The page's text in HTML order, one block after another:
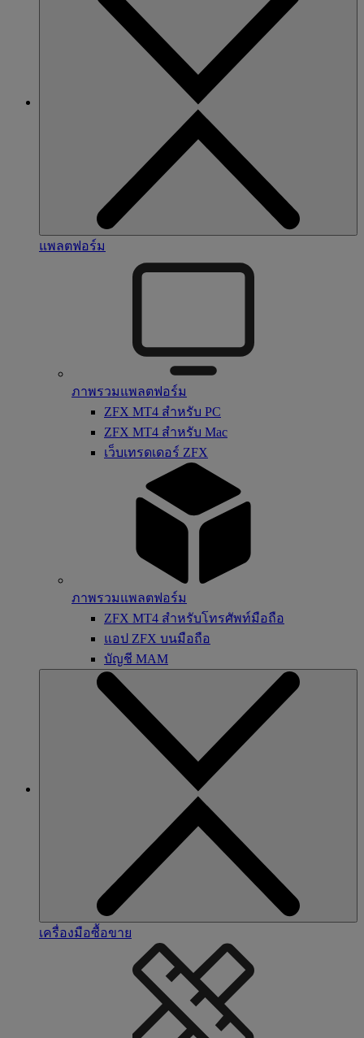
แพลตฟอร์ม
ภาพรวมแพลตฟอร์ม
ZFX MT4 สำหรับ PC
ZFX MT4 สำหรับ Mac
เว็บเทรดเดอร์ ZFX
ภาพรวมแพลตฟอร์ม
ZFX MT4 สำหรับโทรศัพท์มือถือ
แอป ZFX บนมือถือ
บัญชี MAM
เครื่องมือซื้อขาย